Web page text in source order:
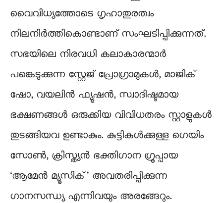
വൈവിധ്യത്തോടെ ഗൃഹാതുരത്വം
നിലനിർത്തികൊണ്ടാണ് സംഘടിപ്പിക്കുന്നത്.
സഭയിലെ നിരവധി കലാകാരന്മാർ
പങ്കെടുക്കുന്ന സ്റ്റേജ് പ്രോഗ്രാമുകൾ, മാജിക്
ഷോ, വയലിൻ ഫ്യൂഷൻ, സ്വാദിഷ്ടമായ
ഭക്ഷണങ്ങൾ ഒരുക്കിയ വിവിധതരം സ്റ്റാളുകൾ
തുടങ്ങിയവ ഉണ്ടാകും. കുട്ടികൾക്കുള്ള ഗെയിം
സോൺ, ക്രിസ്ത്യൻ ഭക്തിഗാന ഗ്രൂപ്പായ
‘ആമേൻ മ്യൂസിക്’ അവതരിപ്പിക്കുന്ന
ഗാനസന്ധ്യ എന്നിവയും അരങ്ങേറും.